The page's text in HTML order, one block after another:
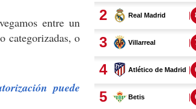
entre un
categorizadas, o
puede